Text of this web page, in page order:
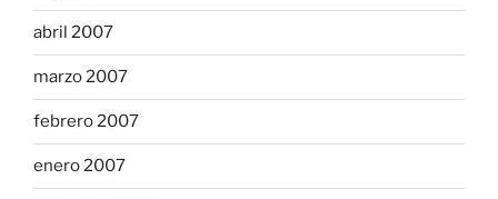
abril 2007
marzo 2007
febrero 2007
enero 2007